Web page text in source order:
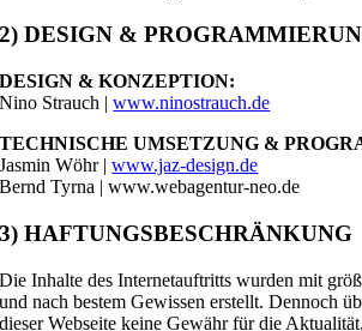
2) DESIGN &
DESIGN & KONZEPTION:
Nino Strauch |www.ninostrauch.de
TECHNISCHE UMSETZUNG &
Jasmin Wöhr |www.jaz-design.de
Bernd Tyrna | www.webagentur-neo.de
3) HAFTUNGSBESCHRÄNKUNG
Die Inhalte des Internetauftritts wurden mit
und nach bestem Gewissen erstellt. Dennoch
dieser Webseite keine Gewähr für die